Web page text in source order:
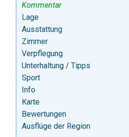
Kommentar
Lage
Ausstattung
Zimmer
Verpflegung
Unterhaltung / Tipps
Sport
Info
Karte
Bewertungen
Ausflüge der Region